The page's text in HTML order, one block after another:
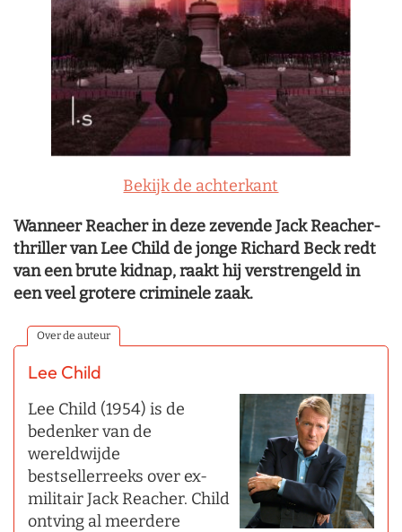
Bekijk de achterkant
Wanneer Reacher in deze zevende Jack Reacher-
thriller van Lee Child de jonge Richard Beck redt
van een brute kidnap, raakt hij verstrengeld in
een veel grotere criminele zaak.
Over de auteur
Lee Child
Lee Child (1954) is de
bedenker van de
wereldwijde
bestsellerreeks over ex-
militair Jack Reacher. Child
ontving al meerdere